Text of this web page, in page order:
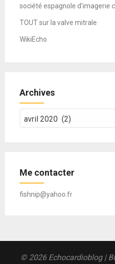
société espagnole d'imagerie
TOUT sur la valve mitrale
WikiEcho
Archives
Me contacter
fishnip@yahoo.fr
© 2026 Echocardioblog |